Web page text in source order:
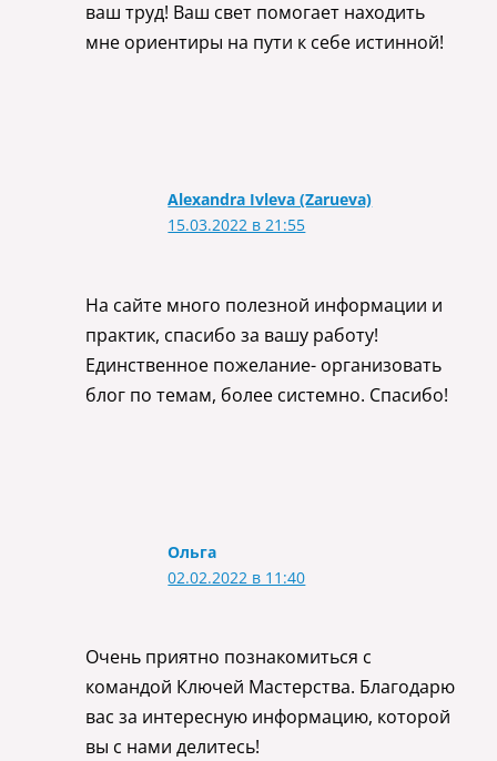
ваш труд! Ваш свет помогает находить
мне ориентиры на пути к себе истинной!
Alexandra Ivleva (Zarueva)
15.03.2022 в 21:55
На сайте много полезной информации и
практик, спасибо за вашу работу!
Единственное пожелание- организовать
блог по темам, более системно. Спасибо!
Ольга
02.02.2022 в 11:40
Очень приятно познакомиться с
командой Ключей Мастерства. Благодарю
вас за интересную информацию, которой
вы с нами делитесь!